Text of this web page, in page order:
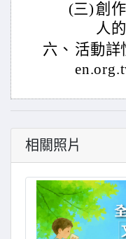
(三) 創
人
六、 活動詳
相關照片